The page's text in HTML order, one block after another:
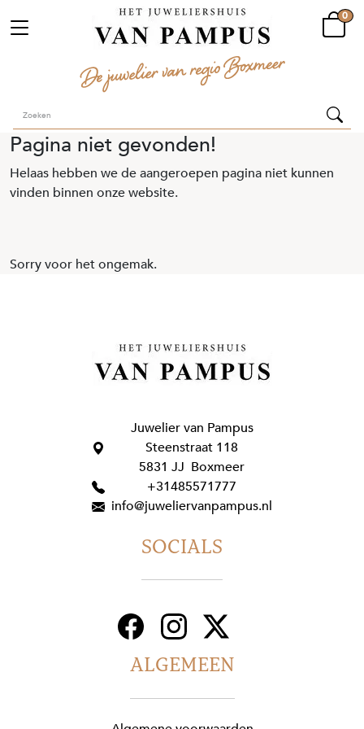
0
Pagina niet gevonden!
Helaas hebben we de aangeroepen pagina niet kunnen
vinden binnen onze website.
Sorry voor het ongemak.
Juwelier van Pampus
Steenstraat 118
5831 JJ Boxmeer
+31485571777
info@juweliervanpampus.nl
ALGEMEEN
SOCIALS